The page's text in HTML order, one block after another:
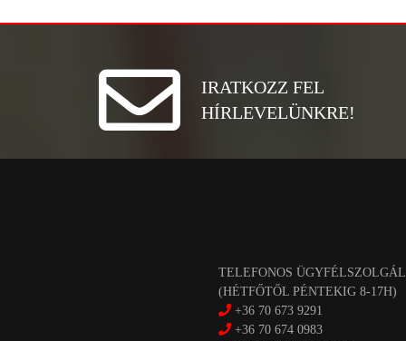
IRATKOZZ FEL
HÍRLEVELÜNKRE!
TELEFONOS
(HÉTFŐTŐL PÉNTEKIG 8-17H)
+36 70 673 9291
+36 70 674 0983